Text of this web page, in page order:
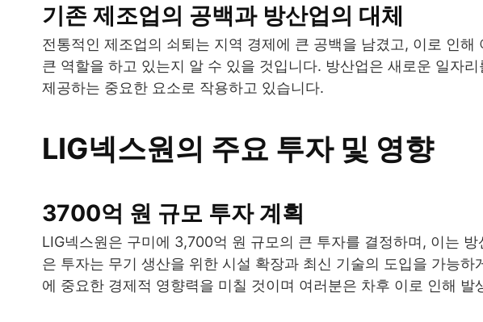
기존 제조업의 공백과 방산업의 대체
전통적인 제조업의 쇠퇴는 지역 경제에 큰 공백을 남겼고, 이로 인
큰 역할을 하고 있는지 알 수 있을 것입니다. 방산업은 새로운 일자
제공하는 중요한 요소로 작용하고 있습니다.
LIG넥스원의 주요 투자 및 영향
3700억 원 규모 투자 계획
LIG넥스원은 구미에 3,700억 원 규모의 큰 투자를 결정하며, 이는
은 투자는 무기 생산을 위한 시설 확장과 최신 기술의 도입을 가능
에 중요한 경제적 영향력을 미칠 것이며 여러분은 차후 이로 인해